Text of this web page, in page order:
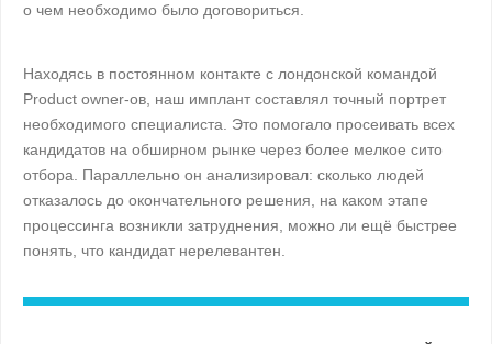
о чем необходимо было договориться.
Находясь в постоянном контакте с лондонской командой
Product owner-ов, наш имплант составлял точный портрет
необходимого специалиста. Это помогало просеивать всех
кандидатов на обширном рынке через более мелкое сито
отбора. Параллельно он анализировал: сколько людей
отказалось до окончательного решения, на каком этапе
процессинга возникли затруднения, можно ли ещё быстрее
понять, что кандидат нерелевантен.